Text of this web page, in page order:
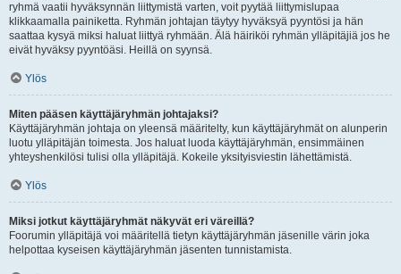
ryhmä vaatii hyväksynnän liittymistä varten, voit pyytää liittymislupaa
klikkaamalla painiketta. Ryhmän johtajan täytyy hyväksyä pyyntösi ja hän
saattaa kysyä miksi haluat liittyä ryhmään. Älä häiriköi ryhmän ylläpitäjiä jos he
eivät hyväksy pyyntöäsi. Heillä on syynsä.
Ylös
Miten pääsen käyttäjäryhmän johtajaksi?
Käyttäjäryhmän johtaja on yleensä määritelty, kun käyttäjäryhmät on alunperin
luotu ylläpitäjän toimesta. Jos haluat luoda käyttäjäryhmän, ensimmäinen
yhteyshenkilösi tulisi olla ylläpitäjä. Kokeile yksityisviestin lähettämistä.
Ylös
Miksi jotkut käyttäjäryhmät näkyvät eri väreillä?
Foorumin ylläpitäjä voi määritellä tietyn käyttäjäryhmän jäsenille värin joka
helpottaa kyseisen käyttäjäryhmän jäsenten tunnistamista.